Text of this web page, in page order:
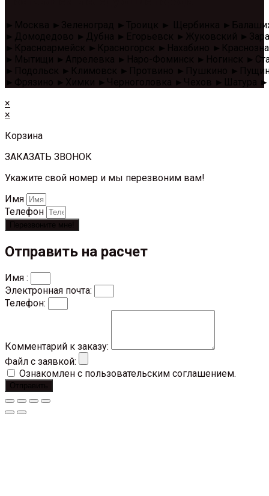
►Москва ►Зеленоград ►Троицк ► Щербинка
►Домодедово ►Дубна ►Егорьевск ►Жуковский
►Красноармейск ►Красногорск ►Нахабино
►Мытищи ►Апрелевка ►Наро-Фоминск ►Ногинск
►Подольск ►Климовск ►Протвино ►Пушкино
►Фрязино ►Химки ►Черноголовка ►Чехов ►Шатура
×
×
Корзина
ЗАКАЗАТЬ ЗВОНОК
Укажите свой номер и мы перезвоним вам!
Имя
Телефон
Перезвоните мне!
Отправить на расчет
Имя :
Электронная почта:
Телефон:
Комментарий к заказу:
Файл с заявкой:
Ознакомлен с пользовательским соглашением.
Отправить